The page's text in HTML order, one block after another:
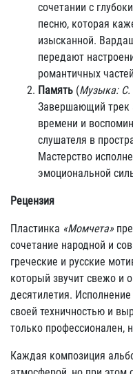
сочетании с
песню, которая
изысканной.
передают
романтичных
Память (Музыка: С.
Завершающий трек
времени и
слушателя в
Мастерство
эмоциональной
Рецензия
Пластинка «Момчета»
сочетание народной и
греческие и русские
который звучит свежо и
десятилетия.
своей техничностью и
только профессионален,
Каждая композиция